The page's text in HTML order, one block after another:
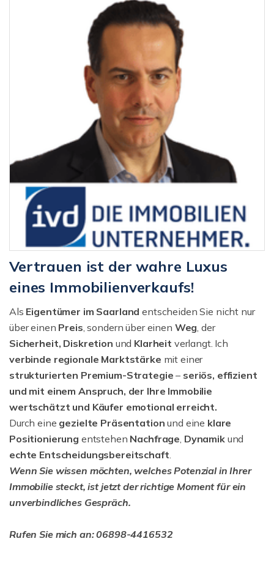
Vertrauen ist der wahre Luxus
eines Immobilienverkaufs!
Als Eigentümer im Saarland entscheiden Sie nicht nur
über einen Preis, sondern über einen Weg, der
Sicherheit, Diskretion und Klarheit verlangt. Ich
verbinde regionale Marktstärke mit einer
strukturierten Premium-Strategie – seriös, effizient
und mit einem Anspruch, der Ihre Immobilie
wertschätzt und Käufer emotional erreicht.
Durch eine gezielte Präsentation und eine klare
Positionierung entstehen Nachfrage, Dynamikund
echte Entscheidungsbereitschaft.
Wenn Sie wissen möchten, welches Potenzial in Ihrer
Immobilie steckt, ist jetzt der richtige Moment für ein
unverbindliches Gespräch.
Rufen Sie mich an: 06898-4416532